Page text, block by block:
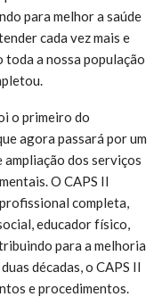
para melhor a saúde
cada vez mais e
toda a nossa população
o primeiro do
agora passará por um
dos serviços
O CAPS II
completa,
educador físico,
para a melhoria
décadas, o CAPS II
e procedimentos.